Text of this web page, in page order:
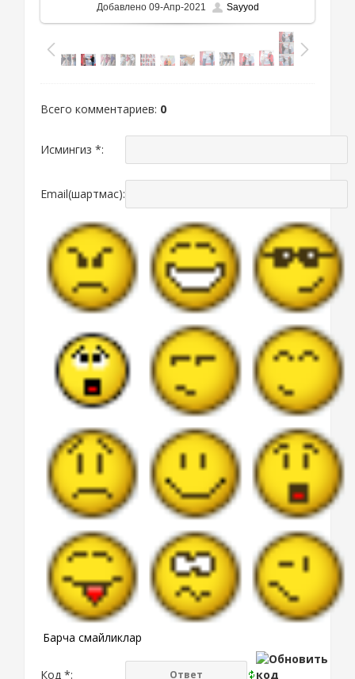
Добавлено09-Апр-2021 Sayyod
Всего комментариев: 0
Исмингиз *:
Email(шартмас):
Барча смайликлар
Код *: